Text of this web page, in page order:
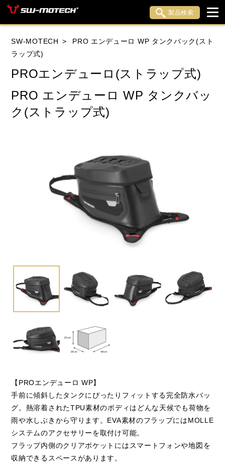
製品検索
HONDA YAMAHA SUZUKI
KAWASAKI APRILIA
INDIAN KTM
MOTO GUZZI
MV AGUSTA ROYAL ENFIELD
SW-MOTECH
PRO エンデューロ WP タンクバック(スト
ラップ式)
PROエンデューロ(ストラップ式)
PRO エンデューロ WP タンクバッ
ク(ストラップ式)
【PROエンデューロ WP】
手前に傾斜したタンクにぴったりフィットする完全防水バッ
グ。熱溶着されたTPU素材のボディはどんな天候でも荷物を
雨や水しぶきから守ります。EVA素材のフラップにはMOLLE
システムのアクセサリーを取付け可能。
フラップ内側のクリアポケットにはスマートフォンや地図を
収納できるスペースがあります。